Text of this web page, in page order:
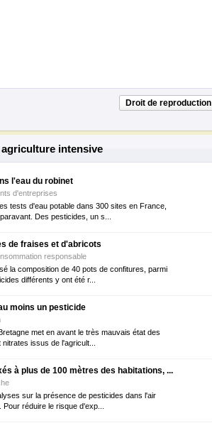
Droit de reproduction
intensive
l'eau du robinet
d'entreprises
tests d'eau potable dans 300 sites en France,
Des pesticides, un s...
de fraises et d'abricots
responsable
la composition de 40 pots de confitures, parmi
différents y ont été r...
moins un pesticide
met en avant le très mauvais état des
issus de l'agricult...
à plus de 100 mètres des habitations, ...
sur la présence de pesticides dans l'air
réduire le risque d'exp...